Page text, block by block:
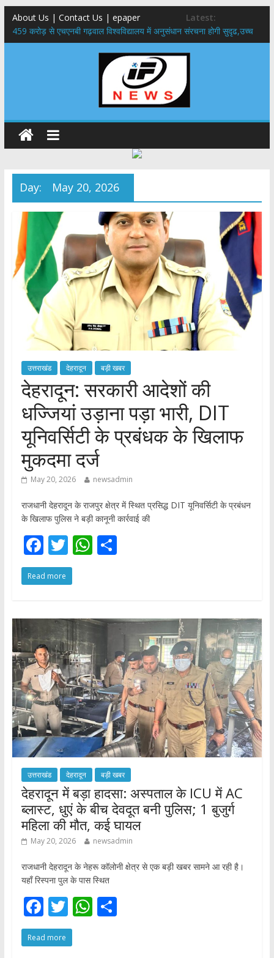
About Us | Contact Us | epaper
Latest:
459 करोड़ से एचएनबी गढ़वाल विश्वविद्यालय में अनुसंधान संरचना होगी सुदृढ,उच्च
शिक्षा मंत्री धन सिंह रावत ने नवनियुक्त केन्द्रीय शिक्षा मंत्री से की मुलाकात
राष्ट्रीय हथकरघा दिवस पर मुख्यमंत्री धामी ने उत्कृष्ट बुनकरों और हस्तशिल्प
​धामी कैबिनेट का बड़ा फैसला: पशुपालकों को 60% तक सब्सिडी, गंगा एक्सप्रेसवे का
​हरिद्वार से वीरभद्र (ऋषिकेश) तक निकली BJYM की भव्य कांवड़ यात्रा; तेजस्वी
सूर्या ने की देश व प्रदेशवासियों के कल्याण की कामना
24×7 अलर्ट मोड में रहें अधिकारी-मुख्य सचिव मानसून-एसईओसी से मुख्य सचिव ने
की विस्तृत समीक्षा कहा-बंद सड़कों को शीघ्र खोला जाए, लोगों को न हो दिक्कत
Day: May 20, 2026
उत्तराखंड देहरादून बड़ी खबर
देहरादून: सरकारी आदेशों की
धज्जियां उड़ाना पड़ा भारी, DIT
यूनिवर्सिटी के प्रबंधक के खिलाफ
मुकदमा दर्ज
May 20, 2026 newsadmin
राजधानी देहरादून के राजपुर क्षेत्र में स्थित प्रसिद्ध DIT यूनिवर्सिटी के प्रबंधन
के खिलाफ पुलिस ने बड़ी कानूनी कार्रवाई की
F
ac
e
o
o
k
T
w
itt
W
A
p
p
S
Read more
उत्तराखंड देहरादून बड़ी खबर
देहरादून में बड़ा हादसा: अस्पताल के ICU में AC
ब्लास्ट, धुएं के बीच देवदूत बनी पुलिस; 1 बुजुर्ग
महिला की मौत, कई घायल
May 20, 2026 newsadmin
राजधानी देहरादून के नेहरू कॉलोनी क्षेत्र से एक बड़ी खबर सामने आ रही है।
यहाँ रिस्पना पुल के पास स्थित
F
ac
e
T
w
itt
W S
Read more